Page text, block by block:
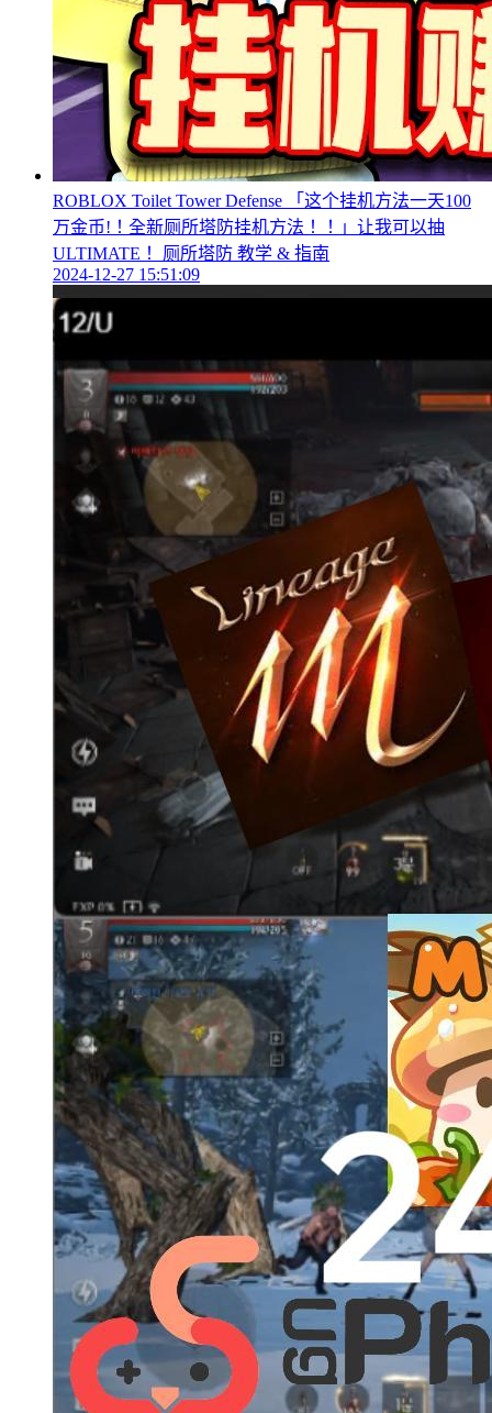
ROBLOX Toilet Tower Defense 「这个挂机方法一天100
万金币!！全新厕所塔防挂机方法！！」让我可以抽
ULTIMATE！ 厕所塔防 教学 & 指南
2024-12-27 15:51:09